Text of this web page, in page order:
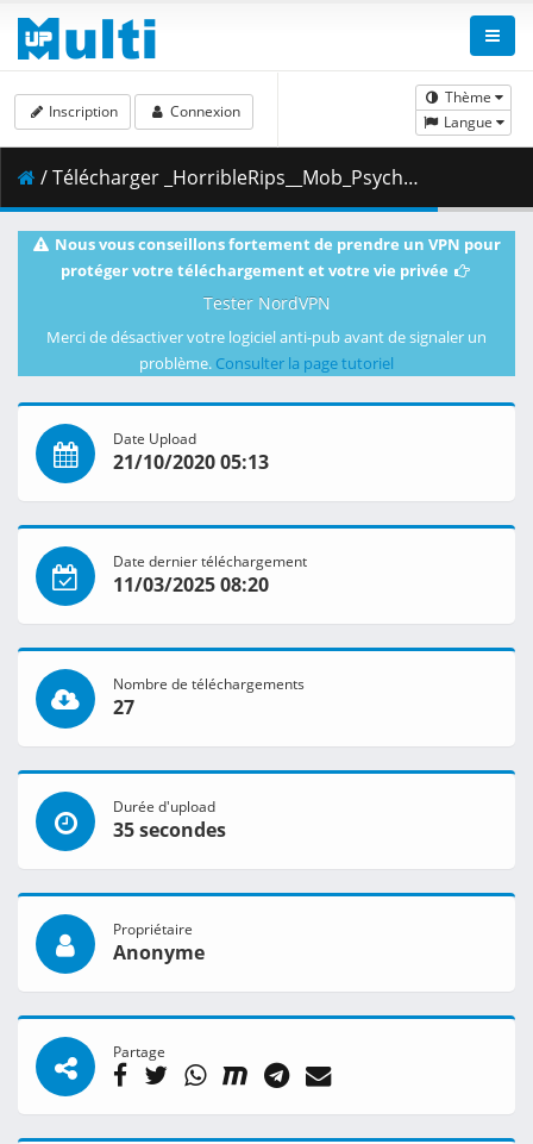
Thème
Langue
Inscription Connexion
/ Télécharger _HorribleRips__Mob_Psycho_100_-_02__720p_.mkv.002 ( 356.68 MB )
Nous vous conseillons fortement de prendre un VPN pour
protéger votre téléchargement et votre vie privée
Tester NordVPN
Merci de désactiver votre logiciel anti-pub avant de signaler un
problème. Consulter la page tutoriel
Date Upload
21/10/2020 05:13
Date dernier téléchargement
11/03/2025 08:20
Nombre de téléchargements
27
Durée d'upload
35 secondes
Propriétaire
Anonyme
Partage